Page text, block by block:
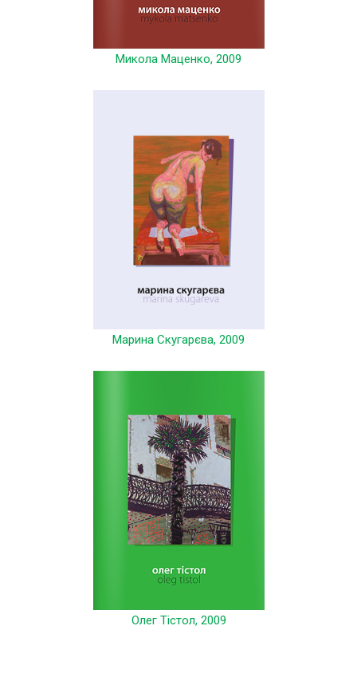
Микола Маценко, 2009
Марина Скугарєва, 2009
Олег Тістол, 2009